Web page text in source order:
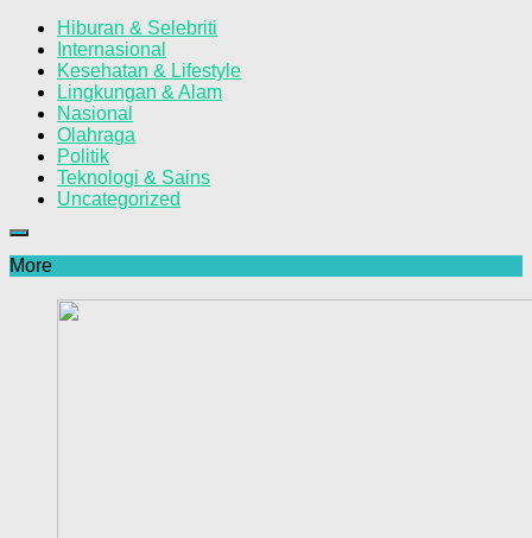
Hiburan & Selebriti
Internasional
Kesehatan & Lifestyle
Lingkungan & Alam
Nasional
Olahraga
Politik
Teknologi & Sains
Uncategorized
More